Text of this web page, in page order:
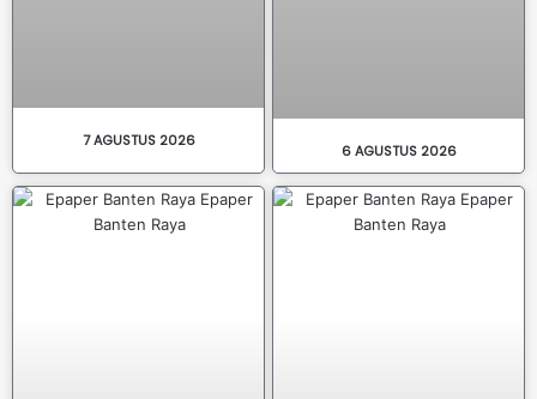
7 AGUSTUS 2026
6 AGUSTUS 2026